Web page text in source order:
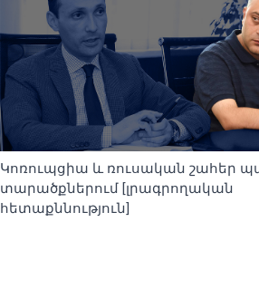
Կոռուպցիա և ռուսական շահեր
տարածքներում [լրագրողական
հետաքննություն]